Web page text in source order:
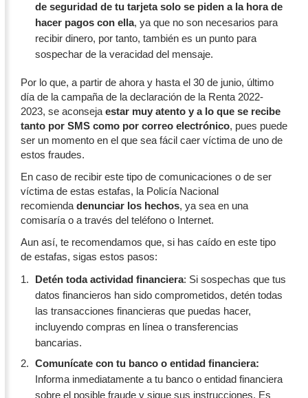
de seguridad de tu tarjeta solo se piden a la hora de
hacer pagos con ella, ya que no son necesarios para
recibir dinero, por tanto, también es un punto para
sospechar de la veracidad del mensaje.
Por lo que, a partir de ahora y hasta el 30 de junio, último
día de la campaña de la declaración de la Renta 2022-
2023, se aconseja estar muy atento y a lo que se recibe
tanto por SMS como por correo electrónico, pues puede
ser un momento en el que sea fácil caer víctima de uno de
estos fraudes.
En caso de recibir este tipo de comunicaciones o de ser
víctima de estas estafas, la Policía Nacional
recomienda denunciar los hechos, ya sea en una
comisaría o a través del teléfono o Internet.
Aun así, te recomendamos que, si has caído en este tipo
de estafas, sigas estos pasos:
Detén toda actividad financiera: Si sospechas que tus
datos financieros han sido comprometidos, detén todas
las transacciones financieras que puedas hacer,
incluyendo compras en línea o transferencias
bancarias.
Comunícate con tu banco o entidad financiera:
Informa inmediatamente a tu banco o entidad financiera
sobre el posible fraude y sigue sus instrucciones. Es